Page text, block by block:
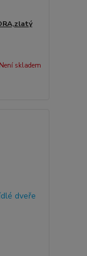
Není skladem